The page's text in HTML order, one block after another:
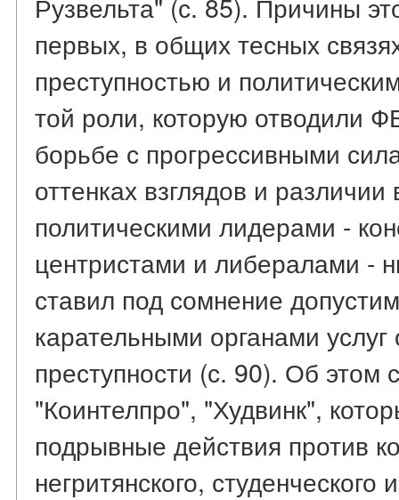
первых, в общих тесных
преступностью и
той роли, которую отводили
борьбе с прогрессивными
оттенках взглядов и
политическими лидерами -
центристами и либералами -
ставил под сомнение
карательными органами услуг
преступности (с. 90). Об этом
"Коинтелпро", "Худвинк",
подрывные действия против
негритянского, студенческого